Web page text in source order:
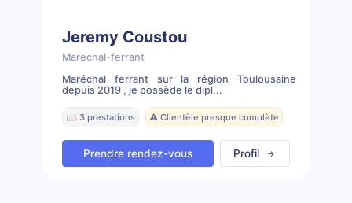
Jeremy Coustou
Marechal-ferrant
Maréchal ferrant sur la région Toulousaine
depuis 2019 , je possède le dipl...
📖 3 prestations ⚠️ Clientèle presque complète
Prendre rendez-vous Profil